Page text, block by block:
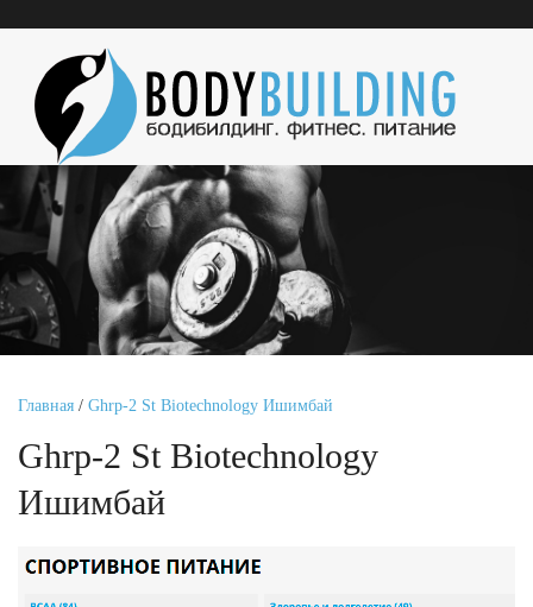
Главная / Ghrp-2 St Biotechnology Ишимбай
Ghrp-2 St Biotechnology
Ишимбай